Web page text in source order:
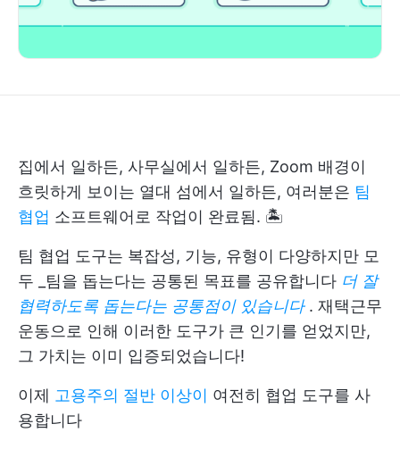
집에서 일하든, 사무실에서 일하든, Zoom 배경이
흐릿하게 보이는 열대 섬에서 일하든, 여러분은 팀
협업 소프트웨어로 작업이 완료됨. 🏝
팀 협업 도구는 복잡성, 기능, 유형이 다양하지만 모
두 _팀을 돕는다는 공통된 목표를 공유합니다 더 잘
협력하도록 돕는다는 공통점이 있습니다. 재택근무
운동으로 인해 이러한 도구가 큰 인기를 얻었지만,
그 가치는 이미 입증되었습니다!
이제 고용주의 절반 이상이 여전히 협업 도구를 사
용합니다